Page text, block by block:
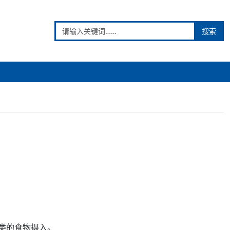
搜索
的食物摄入。